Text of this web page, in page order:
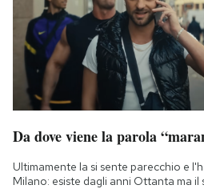
Da dove viene la parola
Ultimamente la si sente parecchio e
Milano: esiste dagli anni Ottanta ma